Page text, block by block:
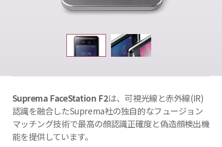
Suprema FaceStation F2は、可視光線と赤外線(IR)
認識を融合したSuprema社の独自的なフュージョン
マッチング技術で最高の顔認識正確度と偽造顔検出機
能を提供しています。